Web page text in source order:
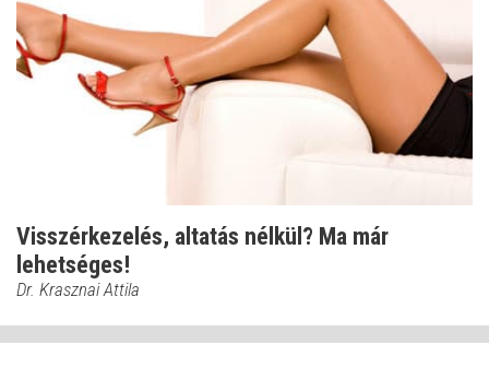
Visszérkezelés, altatás nélkül? Ma már
lehetséges!
Dr. Krasznai Attila